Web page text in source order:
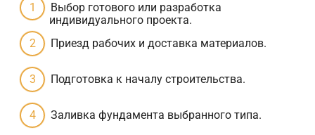
Выбор готового или разработка
индивидуального проекта.
Приезд рабочих и доставка материалов.
Подготовка к началу строительства.
Заливка фундамента выбранного типа.